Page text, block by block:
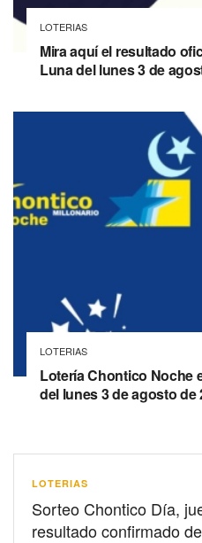
LOTERIAS
Mira aquí el resultado
Luna del lunes 3 de
LOTERIAS
Lotería Chontico Noche
del lunes 3 de agosto de
LOTERIAS
Sorteo Chontico Día,
resultado confirmado